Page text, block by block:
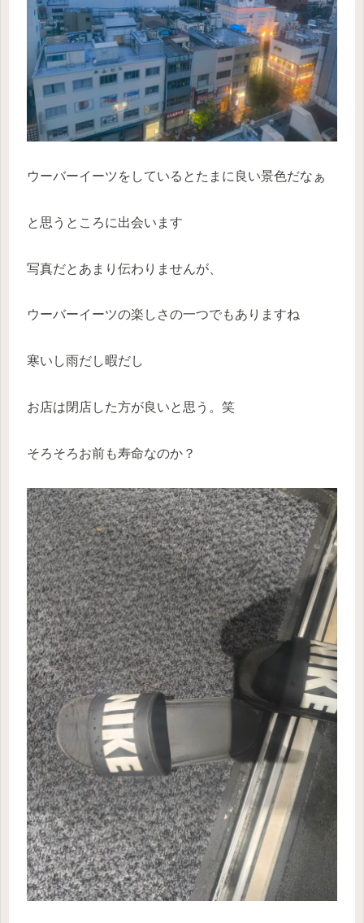
ウーバーイーツをしているとたまに良い景色だなぁ
と思うところに出会います
写真だとあまり伝わりませんが、
ウーバーイーツの楽しさの一つでもありますね
寒いし雨だし暇だし
お店は閉店した方が良いと思う。笑
そろそろお前も寿命なのか？